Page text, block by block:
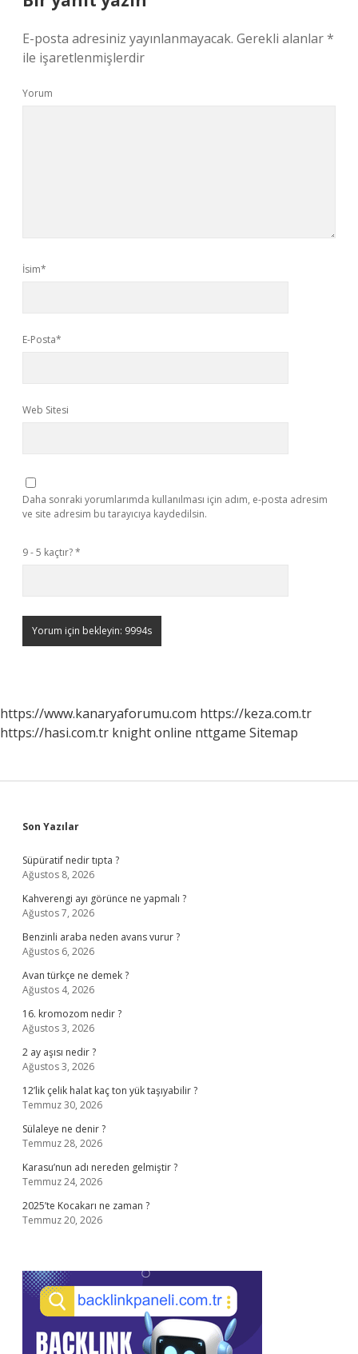
E-posta adresiniz yayınlanmayacak. Gerekli alanlar*
ile işaretlenmişlerdir
Yorum
İsim*
E-Posta*
Web Sitesi
Daha sonraki yorumlarımda kullanılması için adım, e-posta adresim
ve site adresim bu tarayıcıya kaydedilsin.
9 - 5 kaçtır?*
https://www.kanaryaforumu.com https://keza.com.tr
https://hasi.com.tr knight online nttgame Sitemap
Sidebar
Son Yazılar
Süpüratif nedir tıpta ?
Ağustos 8, 2026
Kahverengi ayı görünce ne yapmalı ?
Ağustos 7, 2026
Benzinli araba neden avans vurur ?
Ağustos 6, 2026
Avan türkçe ne demek ?
Ağustos 4, 2026
16. kromozom nedir ?
Ağustos 3, 2026
2 ay aşısı nedir ?
Ağustos 3, 2026
12’lik çelik halat kaç ton yük taşıyabilir ?
Temmuz 30, 2026
Sülaleye ne denir ?
Temmuz 28, 2026
Karasu’nun adı nereden gelmiştir ?
Temmuz 24, 2026
2025’te Kocakarı ne zaman ?
Temmuz 20, 2026